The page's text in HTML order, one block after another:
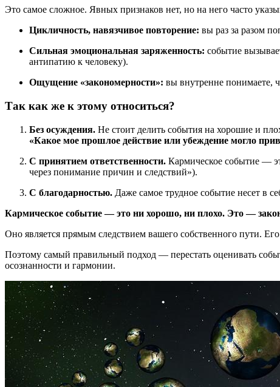
Это самое сложное. Явных признаков нет, но на него часто
Цикличность, навязчивое повторение: вы раз за разом
Сильная эмоциональная заряженность: событие
антипатию к человеку).
Ощущение «закономерности»: вы внутренне понимаете,
Так как же к этому относиться?
Без осуждения. Не стоит делить события на хорошие и
«Какое мое прошлое действие или убеждение могло
С принятием ответственности. Кармическое событие —
через понимание причин и следствий»).
С благодарностью. Даже самое трудное событие несет в
Кармическое событие — это ни хорошо, ни плохо. Это —
Оно является прямым следствием вашего собственного пути.
Поэтому самый правильный подход — перестать оценивать
осознанности и гармонии.